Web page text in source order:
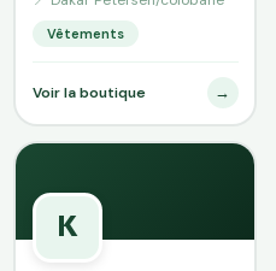
Vêtements
Voir la boutique →
K